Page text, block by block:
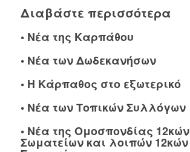
Διαβάστε περισσότερα
• Νέα της Καρπάθου
• Νέα των Δωδεκανήσων
• Η Κάρπαθος στο εξωτερικό
• Νέα των Τοπικών Συλλόγων
• Νέα της Ομοσπονδίας 12κών
Σωματείων και λοιπών 12κών